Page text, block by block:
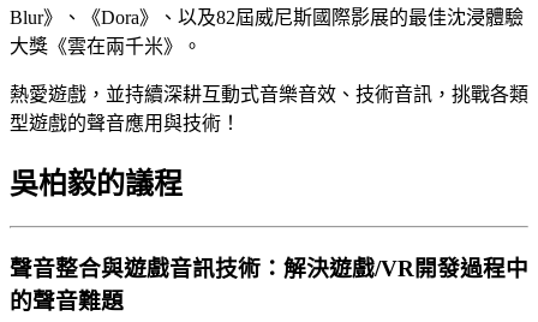
Blur》、《Dora》、以及82屆威尼斯國際影展的最佳沈浸體驗
大獎《雲在兩千米》。
熱愛遊戲，並持續深耕互動式音樂音效、技術音訊，挑戰各類
型遊戲的聲音應用與技術！
吳柏毅的議程
聲音整合與遊戲音訊技術：解決遊戲/VR開發過程中
的聲音難題